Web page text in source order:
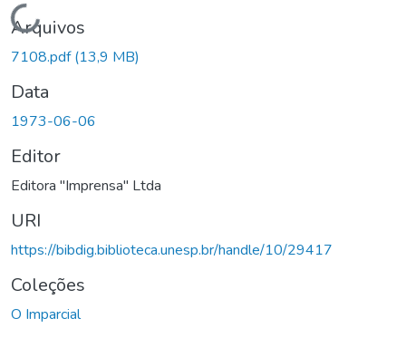
Carregando...
Arquivos
7108.pdf(13,9 MB)
Data
1973-06-06
Editor
Editora "Imprensa" Ltda
URI
https://bibdig.biblioteca.unesp.br/handle/10/29417
Coleções
O Imparcial